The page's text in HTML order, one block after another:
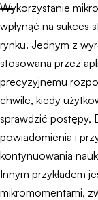
Wykorzystanie
wpłynąć na sukces
rynku. Jednym z
stosowana przez
precyzyjnemu
chwile, kiedy
sprawdzić postępy,
powiadomienia i
kontynuowania
Innym przykładem
mikromomentami,